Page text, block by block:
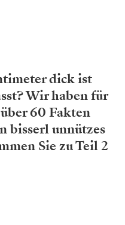
dick ist
Wir haben für
60 Fakten
bisserl unnützes
Sie zu Teil 2